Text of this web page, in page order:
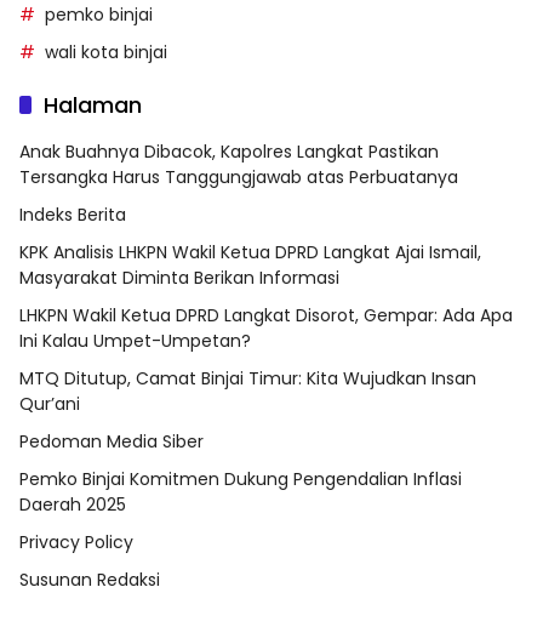
pemko binjai
wali kota binjai
Halaman
Anak Buahnya Dibacok, Kapolres Langkat Pastikan
Tersangka Harus Tanggungjawab atas Perbuatanya
Indeks Berita
KPK Analisis LHKPN Wakil Ketua DPRD Langkat Ajai Ismail,
Masyarakat Diminta Berikan Informasi
LHKPN Wakil Ketua DPRD Langkat Disorot, Gempar: Ada Apa
Ini Kalau Umpet-Umpetan?
MTQ Ditutup, Camat Binjai Timur: Kita Wujudkan Insan
Qur’ani
Pedoman Media Siber
Pemko Binjai Komitmen Dukung Pengendalian Inflasi
Daerah 2025
Privacy Policy
Susunan Redaksi